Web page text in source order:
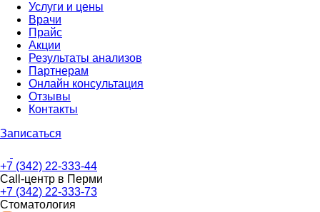
Услуги и цены
Врачи
Прайс
Акции
Результаты анализов
Партнерам
Онлайн консультация
Отзывы
Контакты
Записаться
+7 (342) 22-333-44
Call-центр в Перми
+7 (342) 22-333-73
Стоматология